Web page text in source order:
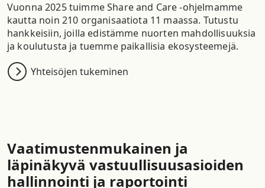
Vuonna 2025 tuimme Share and Care -ohjelmamme
kautta noin 210 organisaatiota 11 maassa. Tutustu
hankkeisiin, joilla edistämme nuorten mahdollisuuksia
ja koulutusta ja tuemme paikallisia ekosysteemejä.
Yhteisöjen tukeminen
Vaatimustenmukainen ja
läpinäkyvä vastuullisuusasioiden
hallinnointi ja raportointi